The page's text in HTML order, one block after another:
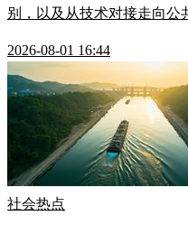
别，以及从技术对接走向公
2026-08-01 16:44
社会热点